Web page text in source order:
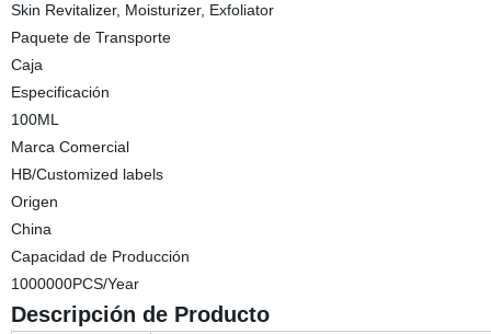
Skin Revitalizer, Moisturizer, Exfoliator
Paquete de Transporte
Caja
Especificación
100ML
Marca Comercial
HB/Customized labels
Origen
China
Capacidad de Producción
1000000PCS/Year
Descripción de Producto